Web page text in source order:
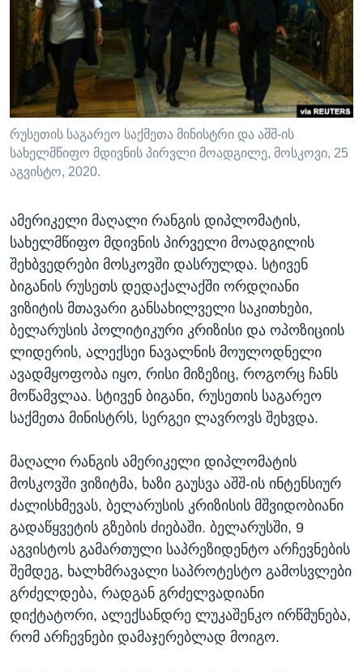
ᲡᲢᲣᲓᲘᲐ ᲕᲐᲨᲘᲜᲒᲢᲝᲜᲘ
ᲔᲙᲝᲜᲝᲛᲘᲙᲐ
ᲯᲐᲜᲛᲠᲗᲔᲚᲝᲑᲐ
ᲛᲔᲪᲜᲘᲔᲠᲔᲑᲐ
ᲘᲜᲢᲔᲠᲕᲘᲣ
ᲙᲣᲚᲢᲣᲠᲐ
ᲒᲐᲚᲘᲚᲔᲝ
Learning English
ᲗᲕᲐᲚᲘ ᲒᲕᲐᲓᲔᲕᲜᲔᲗ
ენები
რუსეთის საგარეო საქმეთა მინისტრი და აშშ-ის
სახელმწიფო მდივნის პირვლი მოადგილე, მოსკოვი, 25
აგვისტო, 2020.
ამერიკელი მაღალი რანგის დიპლომატის,
სახელმწიფო მდივნის პირველი მოადგილის
შეხბვედრები მოსკოვში დასრულდა. სტივენ
ბიგანის რუსეთს დედაქალაქში ორდღიანი
ვიზიტის მთავარი განსახილველი საკითხები,
ბელარუსის პოლიტიკური კრიზისი და ოპოზიციის
ლიდერის, ალექსეი ნავალნის მოულოდნელი
ავადმყოფობა იყო, რისი მიზეზიც, როგორც ჩანს
მოწამვლაა. სტივენ ბიგანი, რუსეთის საგარეო
საქმეთა მინისტრს, სერგეი ლავროვს შეხვდა.
მაღალი რანგის ამერიკელი დიპლომატის
მოსკოვში ვიზიტმა, ხაზი გაუსვა აშშ-ის ინტენსიურ
ძალისხმევას, ბელარუსის კრიზისის მშვიდობიანი
გადაწყვეტის გზების ძიებაში. ბელარუსში, 9
აგვისტოს გამართული საპრეზიდენტო არჩევნების
შემდეგ, ხალხმრავალი საპროტესტო გამოსვლები
გრძელდება, რადგან გრძელვადიანი
დიქტატორი, ალექსანდრე ლუკაშენკო ირწმუნება,
რომ არჩევნები დამაჯერებლად მოიგო.